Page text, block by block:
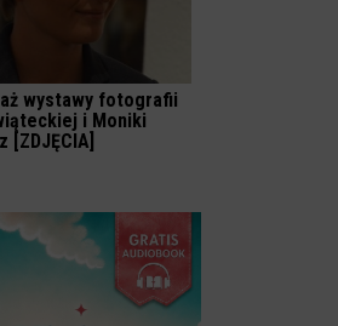
wystawy fotografii
i Moniki
[ZDJĘCIA]